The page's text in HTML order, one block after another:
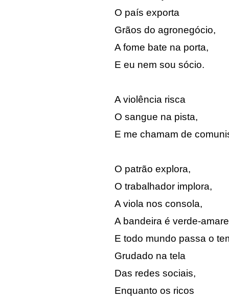
O país exporta
Grãos do agronegócio,
A fome bate na porta,
E eu nem sou sócio.
A violência risca
O sangue na pista,
E me chamam de
O patrão explora,
O trabalhador implora,
A viola nos consola,
A bandeira é verde-
E todo mundo passa o
Grudado na tela
Das redes sociais,
Enquanto os ricos